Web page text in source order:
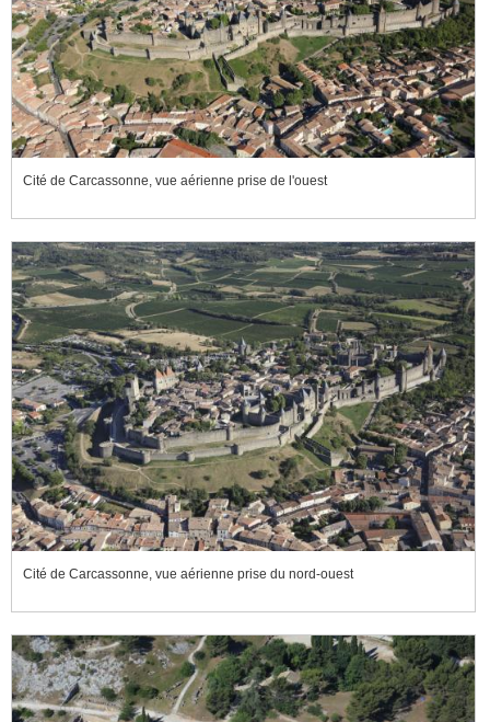
Cité de Carcassonne, vue aérienne prise de l'ouest
Cité de Carcassonne, vue aérienne prise du nord-ouest